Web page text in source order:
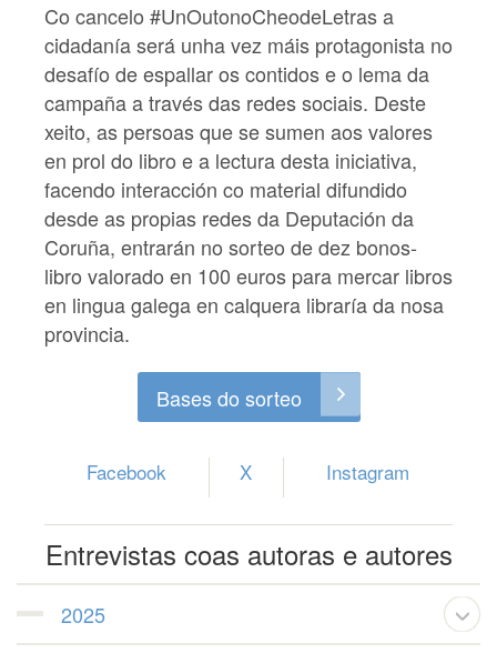
Co cancelo #UnOutonoCheodeLetrasa
cidadanía será unha vez máis protagonista no
desafío de espallar os contidos e o lema da
campaña a través das redes sociais. Deste
xeito, as persoas que se sumen aos valores
en prol do libro e a lectura desta iniciativa,
facendo interacción co material difundido
desde as propias redes da Deputación da
Coruña, entrarán no sorteo de dez bonos-
libro valorado en 100 euros para mercar libros
en lingua galegaen calquera libraría da nosa
provincia.
Bases do sorteo
Facebook X Instagram
Entrevistas coas autoras e autores
2025